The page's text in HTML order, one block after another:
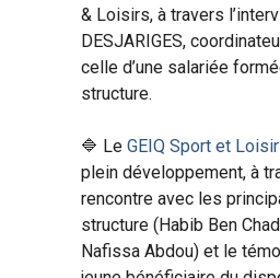
& Loisirs, à travers
DESJARIGES,
celle d’une salariée
structure.
🔷 Le GEIQ Sport et
plein développement, à
rencontre avec les
structure (Habib Ben
Nafissa Abdou) et le